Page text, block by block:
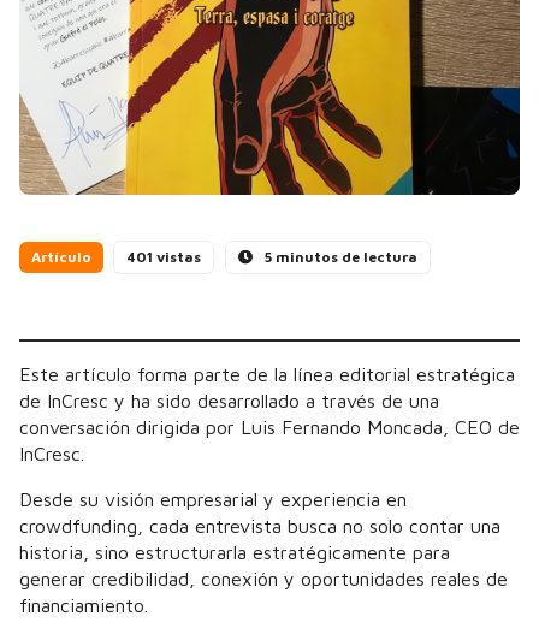
Artículo 401 vistas 5 minutos de lectura
Este artículo forma parte de la línea editorial estratégica
de InCresc y ha sido desarrollado a través de una
conversación dirigida por Luis Fernando Moncada, CEO de
InCresc.
Desde su visión empresarial y experiencia en
crowdfunding, cada entrevista busca no solo contar una
historia, sino estructurarla estratégicamente para
generar credibilidad, conexión y oportunidades reales de
financiamiento.